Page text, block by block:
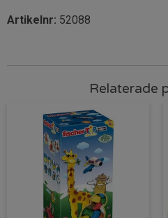
Artikelnr: 52088
Relaterade